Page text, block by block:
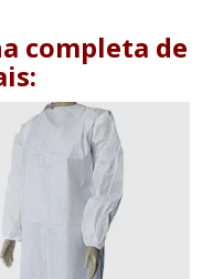
completa de